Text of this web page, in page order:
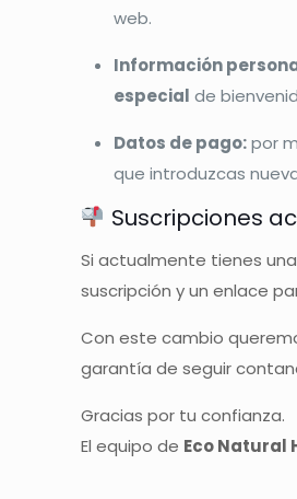
web.
Información
especial de
Datos de pago:por
que introduzcas
Suscripciones
Si actualmente tienes
suscripción y un enlace
Con este cambio
garantía de seguir
Gracias por tu confianza.
El equipo de Eco Natural